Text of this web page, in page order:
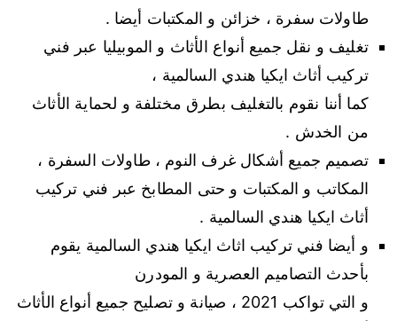
طاولات سفرة ، خزائن و المكتبات أيضا .
تغليف و نقل جميع أنواع الأثاث و الموبيليا عبر فني
تركيب أثاث ايكيا هندي السالمية ،
كما أننا نقوم بالتغليف بطرق مختلفة و لحماية الأثاث
من الخدش .
تصميم جميع أشكال غرف النوم ، طاولات السفرة ،
المكاتب و المكتبات و حتى المطابخ عبر فني تركيب
أثاث ايكيا هندي السالمية .
و أيضا فني تركيب اثاث ايكيا هندي السالمية يقوم
بأحدث التصاميم العصرية و المودرن
و التي تواكب 2021 ، صيانة و تصليح جميع أنواع الأثاث